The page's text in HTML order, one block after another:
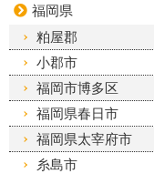
福岡県
粕屋郡
小郡市
福岡市博多区
福岡県春日市
福岡県太宰府市
糸島市